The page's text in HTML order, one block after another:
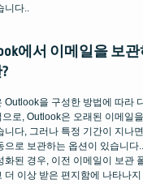
니다..
에서 이메일을 보
Outlook을 구성한 방법에 따라
으로, Outlook은 오래된 이메일
니다, 그러나 특정 기간이 지나
으로 보관하는 옵션이 있습니다
화된 경우, 이전 이메일이 보관
더 이상 받은 편지함에 나타나